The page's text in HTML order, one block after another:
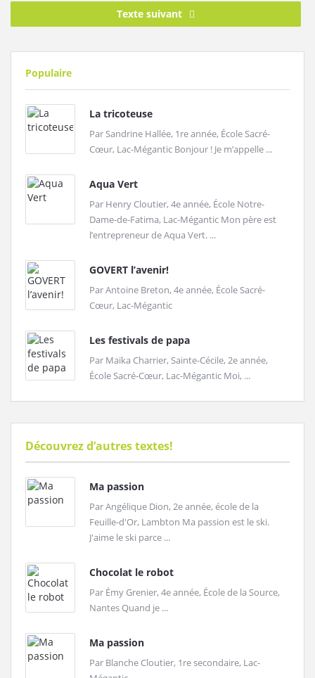
Texte suivant
Populaire
La tricoteuse
Par Sandrine Hallée, 1re année, École Sacré-
Cœur, Lac-Mégantic Bonjour ! Je m’appelle ...
Aqua Vert
Par Henry Cloutier, 4e année, École Notre-
Dame-de-Fatima, Lac-Mégantic Mon père est
l’entrepreneur de Aqua Vert. ...
GOVERT l’avenir!
Par Antoine Breton, 4e année, École Sacré-
Cœur, Lac-Mégantic
Les festivals de papa
Par Maïka Charrier, Sainte-Cécile, 2e année,
École Sacré-Cœur, Lac-Mégantic Moi, ...
Découvrez d’autres textes!
Ma passion
Par Angélique Dion, 2e année, école de la
Feuille-d'Or, Lambton Ma passion est le ski.
J'aime le ski parce ...
Chocolat le robot
Par Émy Grenier, 4e année, École de la Source,
Nantes Quand je ...
Ma passion
Par Blanche Cloutier, 1re secondaire, Lac-